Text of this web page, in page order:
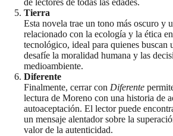
de lectores de todas las edades.
Tierra
Esta novela trae un tono más oscuro y
relacionado con la ecología y la ética
tecnológico, ideal para quienes buscan
desafíe la moralidad humana y las
medioambiente.
Diferente
Finalmente, cerrar con Diferente
lectura de Moreno con una historia de
autoaceptación. El lector puede
un mensaje alentador sobre la
valor de la autenticidad.